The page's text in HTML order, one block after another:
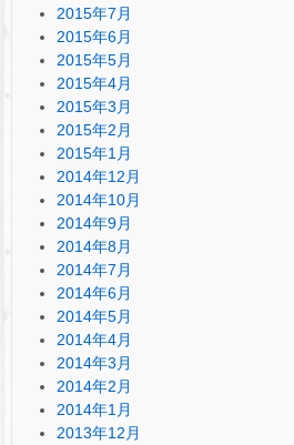
2015年7月
2015年6月
2015年5月
2015年4月
2015年3月
2015年2月
2015年1月
2014年12月
2014年10月
2014年9月
2014年8月
2014年7月
2014年6月
2014年5月
2014年4月
2014年3月
2014年2月
2014年1月
2013年12月